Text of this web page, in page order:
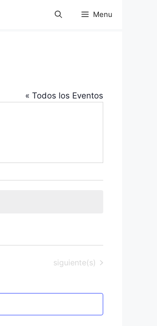
Menu
« Todos los Eventos
Eventos
siguiente(s)